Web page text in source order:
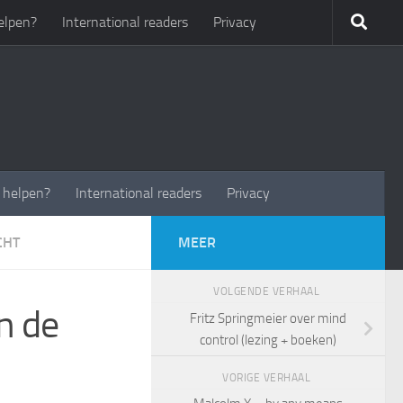
International readers Privacy
International readers Privacy
de
MEER
VOLGENDE VERHAAL
Fritz Springmeier over mind
control (lezing + boeken)
VORIGE VERHAAL